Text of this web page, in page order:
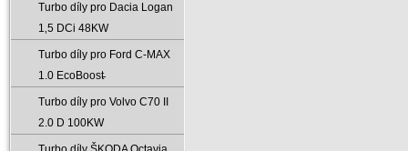
Turbo díly pro Dacia Logan
1‚5 DCi 48KW
Turbo díly pro Ford C-MAX
1.0 EcoBoost̵
Turbo díly pro Volvo C70 II
2.0 D 100KW